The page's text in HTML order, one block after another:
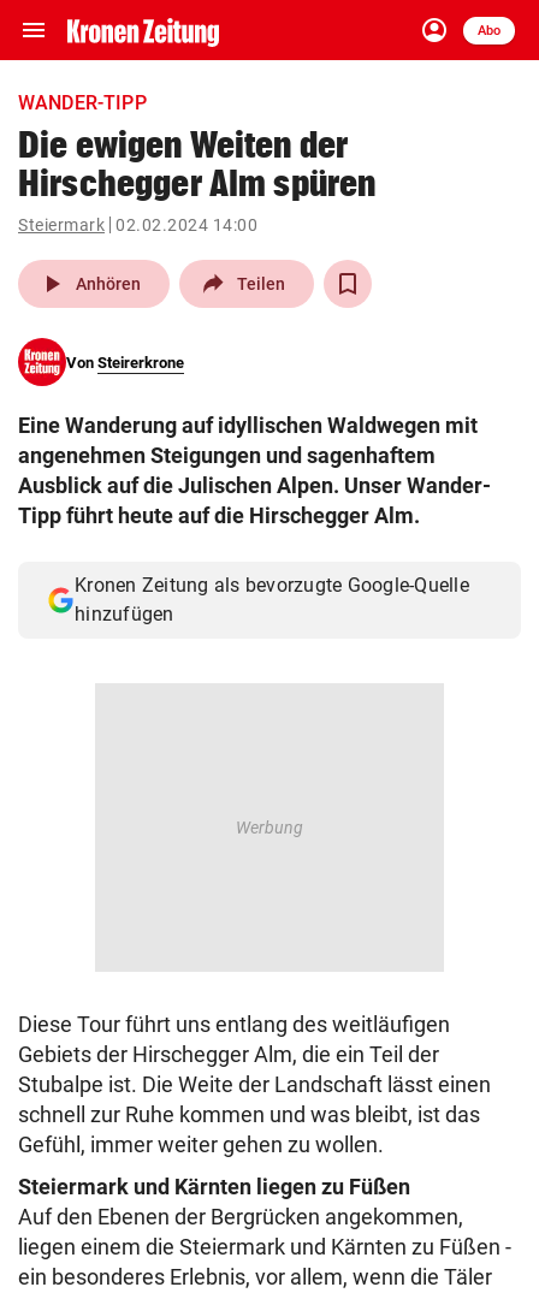
menu Navigation
ein-/ausklappen
account_circle
Anmelden
Abo
close Schließen
account_circle Anmelden
arrow_right
pin_drop
Wien arrow_right
search
eingeben
Muthgasse 2, 1190 Wien
WANDER-TIPP
Die ewigen Weiten der
Hirschegger Alm spüren
Steiermark 02.02.2024 14:00
play_arrow Anhören Teilen
Von Steirerkrone
Eine Wanderung auf idyllischen Waldwegen mit
angenehmen Steigungen und sagenhaftem
Ausblick auf die Julischen Alpen. Unser Wander-
Tipp führt heute auf die Hirschegger Alm.
Kronen Zeitung als bevorzugte Google-Quelle
hinzufügen
Diese Tour führt uns entlang des weitläufigen
Gebiets der Hirschegger Alm, die ein Teil der
Stubalpe ist. Die Weite der Landschaft lässt einen
schnell zur Ruhe kommen und was bleibt, ist das
Gefühl, immer weiter gehen zu wollen.
Steiermark und Kärnten liegen zu Füßen
Auf den Ebenen der Bergrücken angekommen,
liegen einem die Steiermark und Kärnten zu Füßen -
ein besonderes Erlebnis, vor allem, wenn die Täler